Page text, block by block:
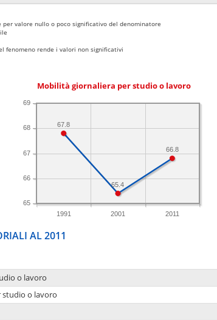
valore nullo o poco significativo del denominatore
fenomeno rende i valori non significativi
Mobilità giornaliera per studio o lavoro
1991 2001 2011
65
66
67
68
69
66.8
65.4
67.8
AL 2011
o lavoro
o lavoro